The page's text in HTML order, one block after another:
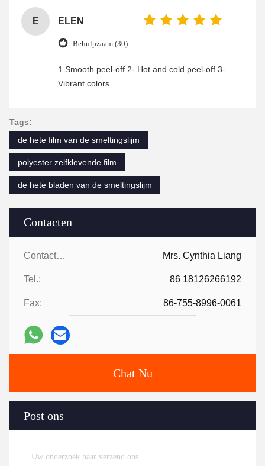
Contacten
Contacten: Mrs. Cynthia Liang
Tel.: 86 18126266192
Fax: 86-755-8996-0061
Chat Nu
Post ons
E ELEN
Behulpzaam (30)
1.Smooth peel-off 2- Hot and cold peel-off 3-
Vibrant colors
Tags:
de hete film van de smeltingslijm
polyester zelfklevende film
de hete bladen van de smeltingslijm